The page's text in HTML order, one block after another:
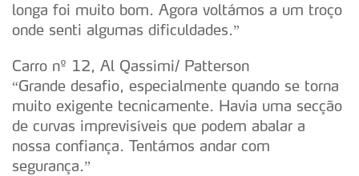
longa foi muito bom. Agora voltámos a um troço
onde senti algumas dificuldades.”
Carro nº 12, Al Qassimi/ Patterson
“Grande desafio, especialmente quando se torna
muito exigente tecnicamente. Havia uma secção
de curvas imprevisíveis que podem abalar a
nossa confiança. Tentámos andar com
segurança.”